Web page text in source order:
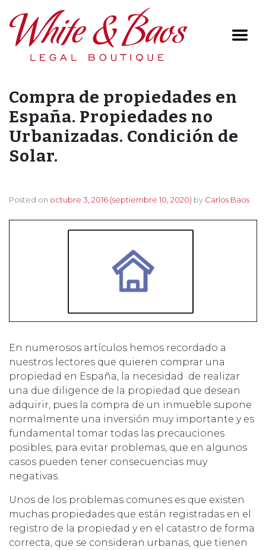
Main Navigation
Compra de propiedades en
España. Propiedades no
Urbanizadas. Condición de
Solar.
Posted on octubre 3, 2016 (septiembre 10, 2020) by Carlos Baos
En numerosos artículos hemos recordado a
nuestros lectores que quieren comprar una
propiedad en España, la necesidad de realizar
una due diligence de la propiedad que desean
adquirir, pues la compra de un inmueble supone
normalmente una inversión muy importante y es
fundamental tomar todas las precauciones
posibles, para evitar problemas, que en algunos
casos pueden tener consecuencias muy
negativas.
Unos de los problemas comunes es que existen
muchas propiedades que están registradas en el
registro de la propiedad y en el catastro de forma
correcta, que se consideran urbanas, que tienen